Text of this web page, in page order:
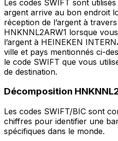
Les codes SWIFT sont
argent arrive au bon endroit
réception de l’argent à
HNKNNL2ARW1 lorsque
l’argent à HEINEKEN
ville et pays mentionnés ci-
le code SWIFT que vous
de destination.
Décomposition
Les codes SWIFT/BIC sont
chiffres pour identifier une
spécifiques dans le monde.